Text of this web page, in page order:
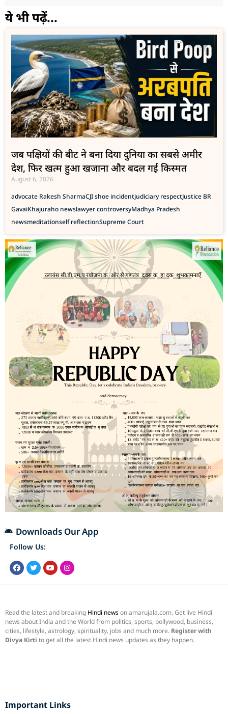
ये भी पढ़ें...
जब पक्षियों की बीट ने बना दिया दुनिया का सबसे अमीर
देश, फिर खत्म हुआ खजाना और बदल गई किस्मत
August 6, 2026
advocate Rakesh SharmaCJI shoe incidentjudiciary respectJustice BR
GavaiKhajuraho newslawyer controversyMadhya Pradesh
newsmeditationself reflectionSupreme Court
Downloads Our App
Follow Us:
Read the latest and breaking Hindi newson amarujala.com. Get live Hindi
news about India and the World from politics, sports, bollywood, business,
cities, lifestyle, astrology, spirituality, jobs and much more. Register with
Divya Kirti to get all the latest Hindi news updates as they happen.
Important Links